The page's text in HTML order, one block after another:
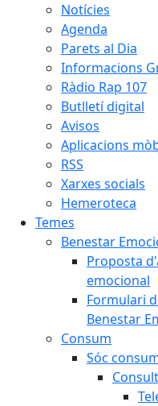
Notícies
Agenda
Parets al Dia
Informacions
Ràdio Rap 107
Butlletí digital
Avisos
Aplicacions
RSS
Xarxes socials
Hemeroteca
Temes
Benestar
Proposta
emocional
Formulari
Benestar
Consum
Sóc